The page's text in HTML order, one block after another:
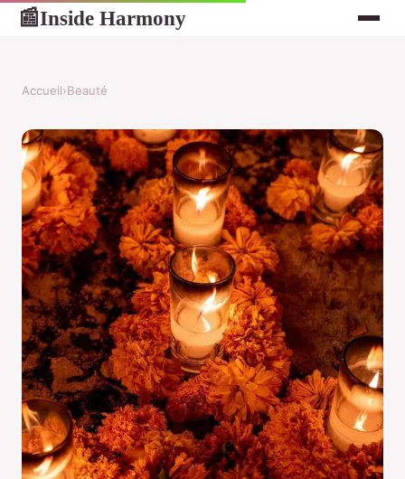
📰Inside Harmony
Accueil›Beauté